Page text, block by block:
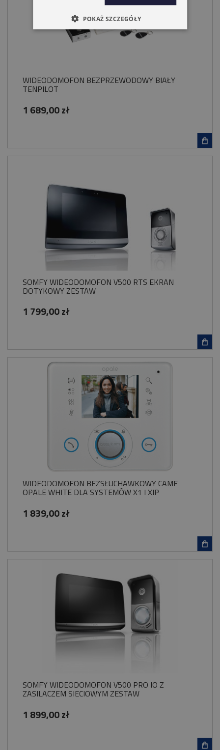
WIDEODOMOFON BEZPRZEWODOWY BIAŁY
TENPILOT
1 689,00 zł
SOMFY WIDEODOMOFON V500 RTS EKRAN
DOTYKOWY ZESTAW
1 799,00 zł
WIDEODOMOFON BEZSŁUCHAWKOWY CAME
OPALE WHITE DLA SYSTEMÓW X1 I XIP
1 839,00 zł
SOMFY WIDEODOMOFON V500 PRO IO Z
ZASILACZEM SIECIOWYM ZESTAW
1 899,00 zł
POKAŻ SZCZEGÓŁY